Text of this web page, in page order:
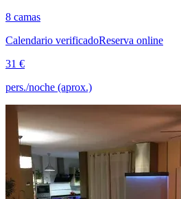
8 camas
Calendario verificadoReserva online
31 €
pers./noche (aprox.)